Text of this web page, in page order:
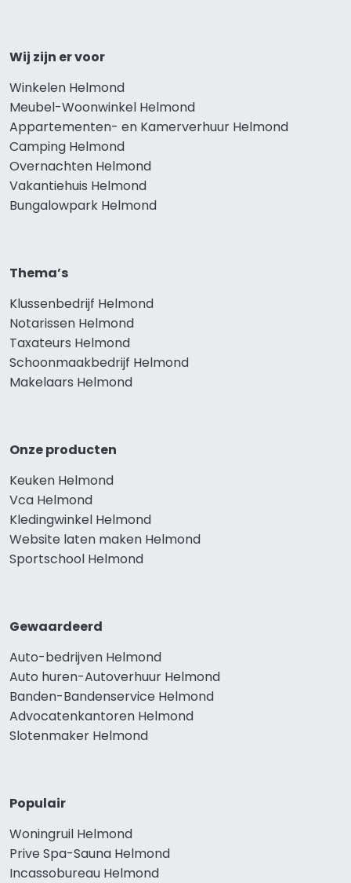
Wij zijn er voor
Winkelen Helmond
Meubel-Woonwinkel Helmond
Appartementen- en Kamerverhuur Helmond
Camping Helmond
Overnachten Helmond
Vakantiehuis Helmond
Bungalowpark Helmond
Thema’s
Klussenbedrijf Helmond
Notarissen Helmond
Taxateurs Helmond
Schoonmaakbedrijf Helmond
Makelaars Helmond
Onze producten
Keuken Helmond
Vca Helmond
Kledingwinkel Helmond
Website laten maken Helmond
Sportschool Helmond
Gewaardeerd
Auto-bedrijven Helmond
Auto huren-Autoverhuur Helmond
Banden-Bandenservice Helmond
Advocatenkantoren Helmond
Slotenmaker Helmond
Populair
Woningruil Helmond
Prive Spa-Sauna Helmond
Incassobureau Helmond